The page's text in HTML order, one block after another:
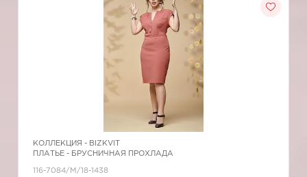
КОЛЛЕКЦИЯ - BIZKVIT
ПЛАТЬЕ - БРУСНИЧНАЯ ПРОХЛАДА
116-7084/М/18-1438